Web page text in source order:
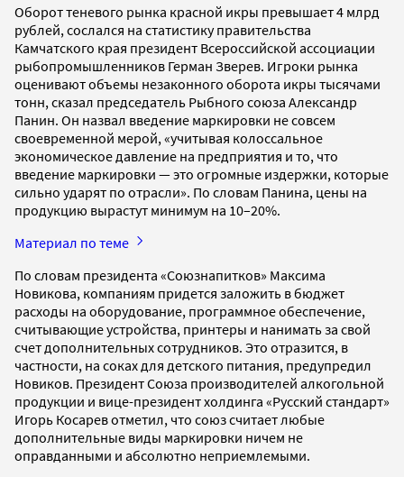
Оборот теневого рынка красной икры превышает 4 млрд
рублей, сослался на статистику правительства
Камчатского края президент Всероссийской ассоциации
рыбопромышленников Герман Зверев. Игроки рынка
оценивают объемы незаконного оборота икры тысячами
тонн, сказал председатель Рыбного союза Александр
Панин. Он назвал введение маркировки не совсем
своевременной мерой, «учитывая колоссальное
экономическое давление на предприятия и то, что
введение маркировки — это огромные издержки, которые
сильно ударят по отрасли». По словам Панина, цены на
продукцию вырастут минимум на 10–20%.
Материал по теме
По словам президента «Союзнапитков» Максима
Новикова, компаниям придется заложить в бюджет
расходы на оборудование, программное обеспечение,
считывающие устройства, принтеры и нанимать за свой
счет дополнительных сотрудников. Это отразится, в
частности, на соках для детского питания, предупредил
Новиков. Президент Союза производителей алкогольной
продукции и вице-президент холдинга «Русский стандарт»
Игорь Косарев отметил, что союз считает любые
дополнительные виды маркировки ничем не
оправданными и абсолютно неприемлемыми.